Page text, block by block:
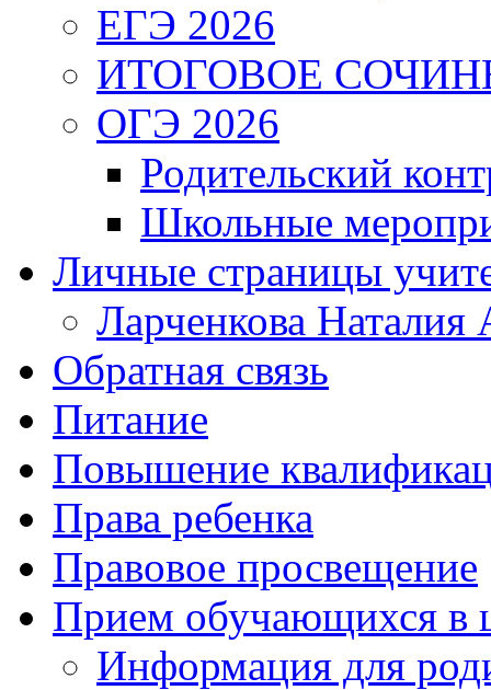
ЕГЭ 2026
ИТОГОВОЕ
ОГЭ 2026
Родительский
Школьные
Личные страницы
Ларченкова Наталия
Обратная связь
Питание
Повышение
Права ребенка
Правовое просвещение
Прием обучающихся в
Информация для